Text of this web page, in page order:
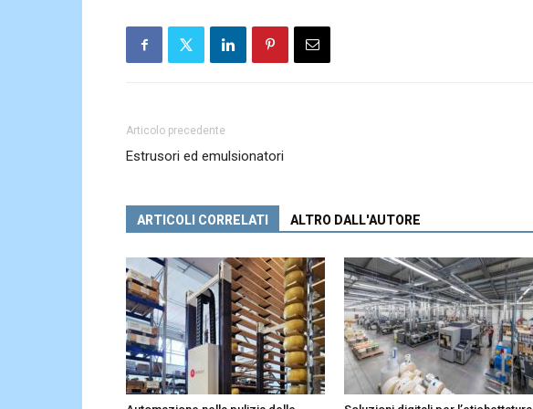
Articolo precedente
Estrusori ed emulsionatori
ARTICOLI CORRELATI ALTRO DALL'AUTORE